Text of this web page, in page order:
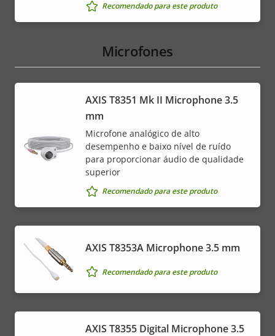
Recomendado para este produto
Microfones
AXIS T8351 Mk II Microphone 3.5
mm
Microfone analógico de alto
desempenho e baixo nível de ruído
para proporcionar áudio de qualidade
superior
Recomendado para este produto
AXIS T8353A Microphone 3.5 mm
Recomendado para este produto
AXIS T8355 Digital Microphone 3.5